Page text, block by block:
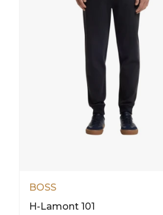
BOSS
H-Lamont 101